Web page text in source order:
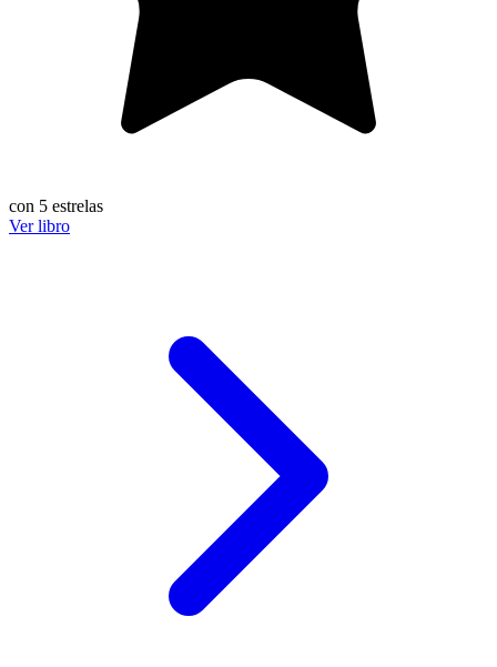
con 5 estrelas
Ver libro